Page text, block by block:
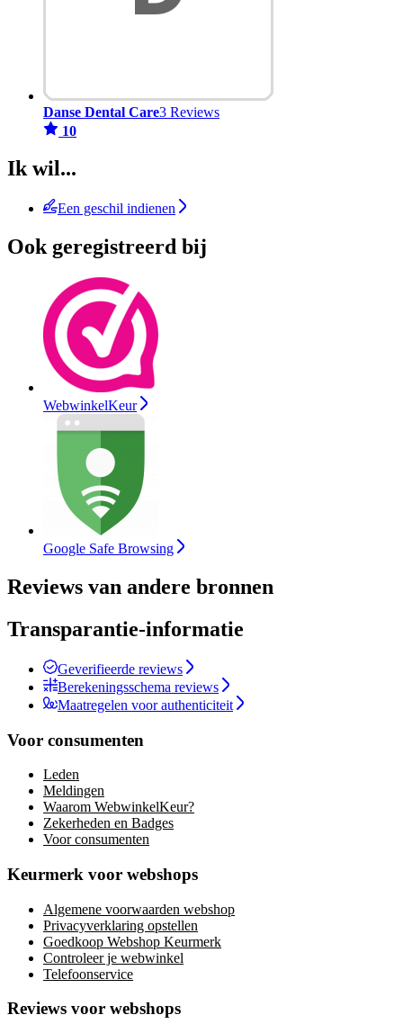
Danse Dental Care3 Reviews
10
Ik wil...
Een geschil indienen
Ook geregistreerd bij
WebwinkelKeur
Google Safe Browsing
Reviews van andere bronnen
Transparantie-informatie
Geverifieerde reviews
Berekeningsschema reviews
Maatregelen voor authenticiteit
Voor consumenten
Leden
Meldingen
Waarom WebwinkelKeur?
Zekerheden en Badges
Voor consumenten
Keurmerk voor webshops
Algemene voorwaarden webshop
Privacyverklaring opstellen
Goedkoop Webshop Keurmerk
Controleer je webwinkel
Telefoonservice
Reviews voor webshops